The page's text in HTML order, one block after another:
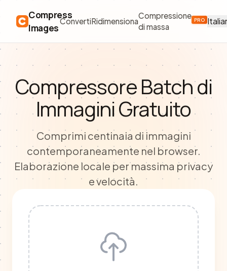
Compress
Images
ConvertiRidimensiona
Compressione
di massa
PRO
Compressore Batch di
Immagini Gratuito
Comprimi centinaia di immagini
contemporaneamente nel browser.
Elaborazione locale per massima privacy
e velocità.